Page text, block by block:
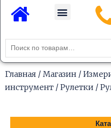
Menu
Искать:
Главная / Магазин /
инструмент / Рулетки /